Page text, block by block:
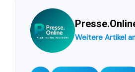
Weitere Artikel